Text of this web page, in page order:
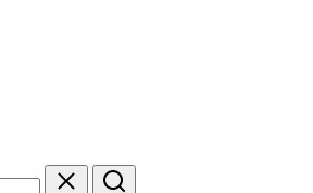
Tilbakestill
Søk